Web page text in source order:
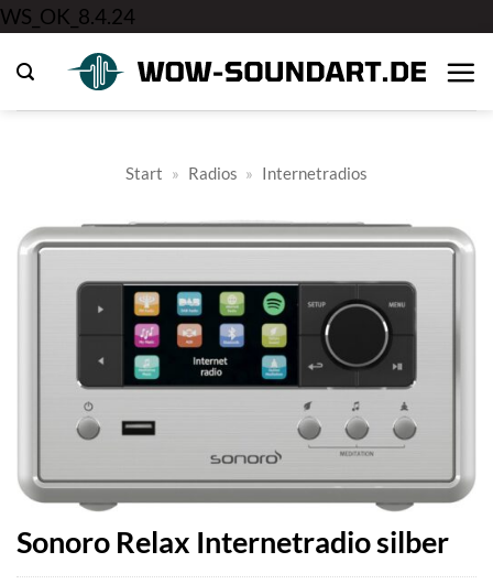
WS_OK_8.4.24
springen
Start » Radios » Internetradios
Sonoro Relax Internetradio silber